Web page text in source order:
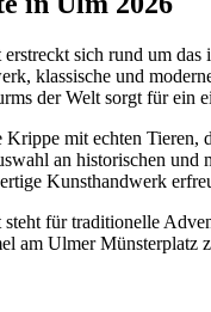
sich rund um
klassische und
der Welt sorgt für ein
mit echten Tieren,
an historischen und
Kunsthandwerk
für traditionelle
am Ulmer Münsterplatz